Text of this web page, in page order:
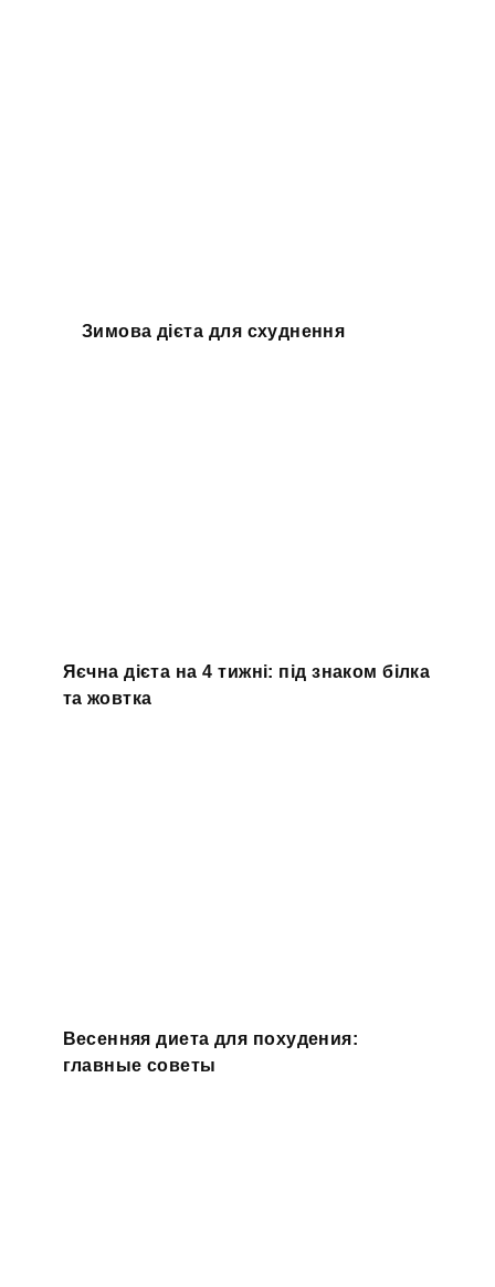
Зимова дієта для схуднення
Яєчна дієта на 4 тижні: під знаком білка
та жовтка
Весенняя диета для похудения:
главные советы